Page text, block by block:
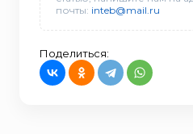
почты: inteb@mail.ru
Поделиться: